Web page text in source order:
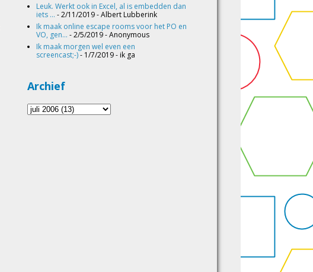
Leuk. Werkt ook in Excel, al is embedden dan
iets ... - 2/11/2019- Albert Lubberink
Ik maak online escape rooms voor het PO en
VO, gen... - 2/5/2019- Anonymous
Ik maak morgen wel even een
screencast;-)- 1/7/2019- ik ga
Archief